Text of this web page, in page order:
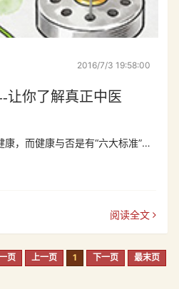
2016/7/3 19:58:00
让你了解真正中医
，而健康与否是有“六大标准”
。至于我本人(倪海厦)的方子，
阅读全文
最末页
下一页
1
上一页
页